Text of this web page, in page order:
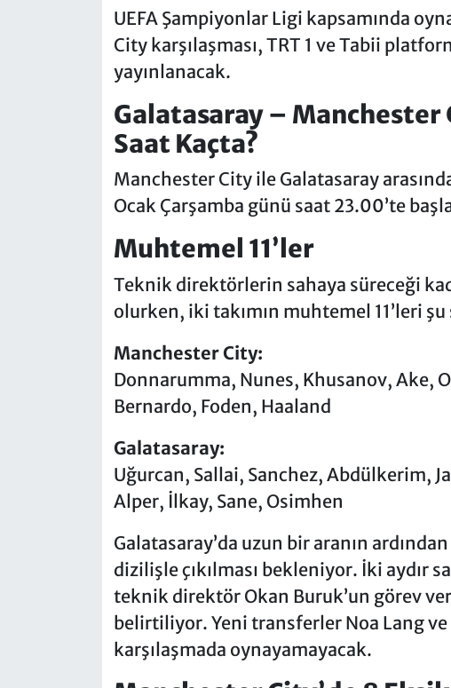
UEFA Şampiyonlar Ligi kapsamında
City karşılaşması, TRT 1 ve Tabii
yayınlanacak.
Galatasaray – Manchester
Saat Kaçta?
Manchester City ile Galatasaray
Ocak Çarşamba günü saat 23.00’te
Muhtemel 11’ler
Teknik direktörlerin sahaya süreceği
olurken, iki takımın muhtemel 11’leri
Manchester City:
Donnarumma, Nunes, Khusanov, Ake,
Bernardo, Foden, Haaland
Galatasaray:
Uğurcan, Sallai, Sanchez, Abdülkerim,
Alper, İlkay, Sane, Osimhen
Galatasaray’da uzun bir aranın
dizilişle çıkılması bekleniyor. İki aydır
teknik direktör Okan Buruk’un görev
belirtiliyor. Yeni transferler Noa Lang
karşılaşmada oynayamayacak.